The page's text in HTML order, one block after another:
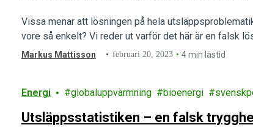
Vissa menar att lösningen på hela
vore så enkelt? Vi reder ut varför det här är en falsk
Markus Mattisson februari 20, 2023 4 min lästid
Energi globaluppvärmning bioenergi
Utsläppsstatistiken – en falsk